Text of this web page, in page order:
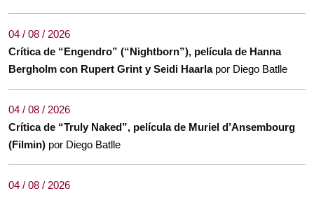
04 / 08 / 2026
Crítica de “Engendro” (“Nightborn”), película de Hanna
Bergholm con Rupert Grint y Seidi Haarla por Diego Batlle
04 / 08 / 2026
Crítica de “Truly Naked”, película de Muriel d’Ansembourg
(Filmin) por Diego Batlle
04 / 08 / 2026